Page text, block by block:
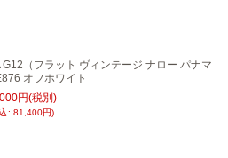
（フラット ヴィンテージ ナロー パナマ
オフホワイト
円(税別)
: 81,400円)